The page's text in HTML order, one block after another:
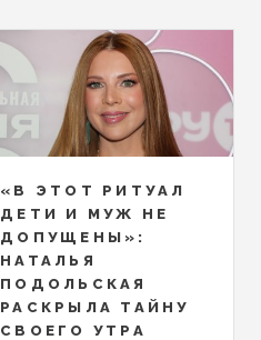
«В ЭТОТ РИТУАЛ
ДЕТИ И МУЖ НЕ
ДОПУЩЕНЫ»:
НАТАЛЬЯ
ПОДОЛЬСКАЯ
РАСКРЫЛА ТАЙНУ
СВОЕГО УТРА